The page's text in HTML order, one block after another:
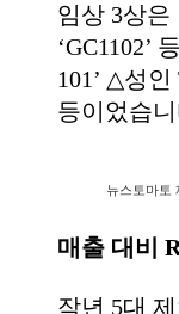
임상 3상
‘GC1102’
101’ △성인
등이었습
뉴스토마토
매출 대비
작년 5대